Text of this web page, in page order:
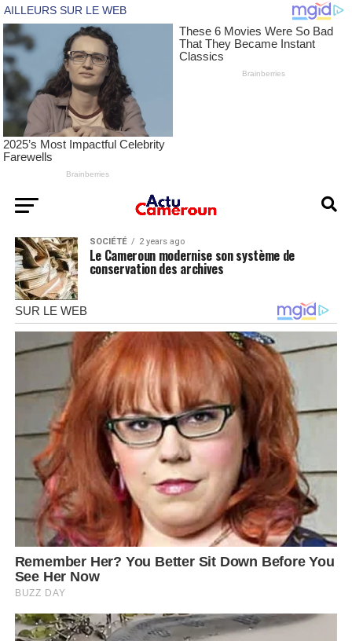
SOCIÉTÉ 2 years ago
Le Cameroun modernise son système de
conservation des archives